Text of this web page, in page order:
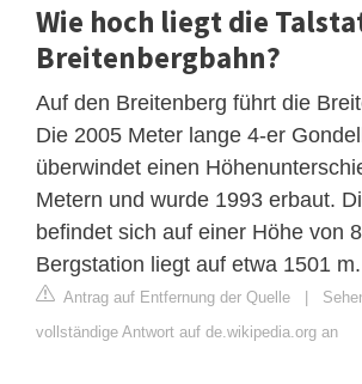
Wie hoch liegt die
Breitenbergbahn?
Auf den Breitenberg führt die
Die 2005 Meter lange 4-er
überwindet einen
Metern und wurde 1993 erbaut.
befindet sich auf einer Höhe von
Bergstation liegt auf etwa 1501 m.
Antrag auf Entfernung der Quelle |
vollständige Antwort auf de.wikipedia.org an